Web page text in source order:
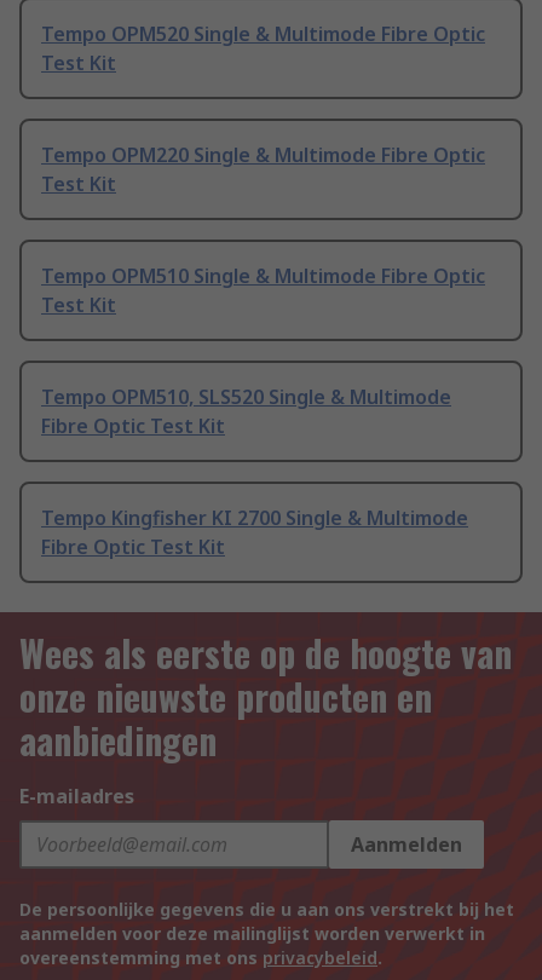
Tempo OPM520 Single & Multimode Fibre Optic
Test Kit
Tempo OPM220 Single & Multimode Fibre Optic
Test Kit
Tempo OPM510 Single & Multimode Fibre Optic
Test Kit
Tempo OPM510, SLS520 Single & Multimode
Fibre Optic Test Kit
Tempo Kingfisher KI 2700 Single & Multimode
Fibre Optic Test Kit
Wees als eerste op de hoogte van
onze nieuwste producten en
aanbiedingen
E-mailadres
Aanmelden
De persoonlijke gegevens die u aan ons verstrekt bij het
aanmelden voor deze mailinglijst worden verwerkt in
overeenstemming met ons privacybeleid.